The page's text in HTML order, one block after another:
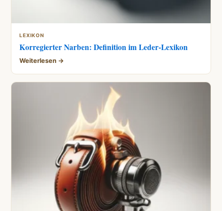
LEXIKON
Korregierter Narben: Definition im Leder-Lexikon
Weiterlesen →